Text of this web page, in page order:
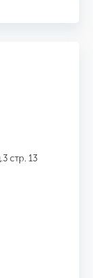
стр. 13